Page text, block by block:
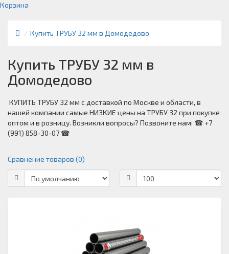
Корзина
Купить ТРУБУ 32 мм в Домодедово
Купить ТРУБУ 32 мм в
Домодедово
КУПИТЬ ТРУБУ 32 мм с доставкой по Москве и области, в
нашей компании самые НИЗКИЕ цены на ТРУБУ 32 при покупке
оптом и в розницу. Возникли вопросы? Позвоните нам: ☎ +7
(991) 858-30-07 ☎
Сравнение товаров (0)